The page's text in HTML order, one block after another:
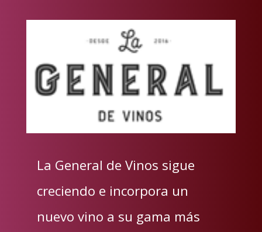
La General de Vinos sigue
creciendo e incorpora un
nuevo vino a su gama más